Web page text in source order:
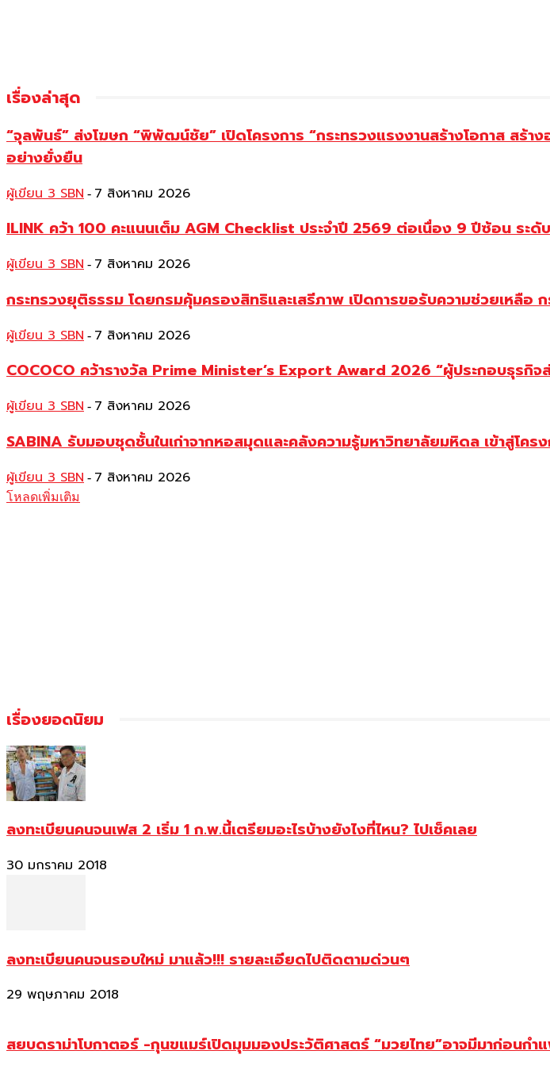
เรื่องล่าสุด
“จุลพันธ์” ส่งโฆษก “พิพัฒน์ชัย” เปิดโครงการ “กระทรวงแรงงานสร้างโอกาส สร้า
อย่างยั่งยืน
ผู้เขียน 3 SBN - 7 สิงหาคม 2026
ILINK คว้า 100 คะแนนเต็ม AGM Checklist ประจำปี 2569 ต่อเนื่อง 9 ปีซ้อน ระดั
ผู้เขียน 3 SBN - 7 สิงหาคม 2026
กระทรวงยุติธรรม โดยกรมคุ้มครองสิทธิและเสรีภาพ เปิดการขอรับความช่วยเหลือ
ผู้เขียน 3 SBN - 7 สิงหาคม 2026
COCOCO คว้ารางวัล Prime Minister’s Export Award 2026 “ผู้ประกอบธุร
ผู้เขียน 3 SBN - 7 สิงหาคม 2026
SABINA รับมอบชุดชั้นในเก่าจากหอสมุดและคลังความรู้มหาวิทยาลัยมหิดล เข้าสู่โคร
ผู้เขียน 3 SBN - 7 สิงหาคม 2026
โหลดเพิ่มเติม
เรื่องยอดนิยม
ลงทะเบียนคนจนเฟส 2 เริ่ม 1 ก.พ.นี้เตรียมอะไรบ้างยังไงที่ไหน? ไปเช็คเลย
30 มกราคม 2018
ลงทะเบียนคนจนรอบใหม่ มาแล้ว!!! รายละเอียดไปติดตามด่วนๆ
29 พฤษภาคม 2018
สยบดราม่าโบกาตอร์ -กุนขแมร์เปิดมุมมองประวัติศาสตร์ “มวยไทย”อาจมีมาก่อนกำ